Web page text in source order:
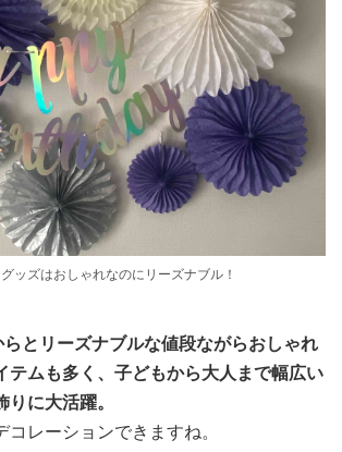
ッズはおしゃれなのにリーズナブル！
とリーズナブルな値段ながらおしゃれ
テムも多く、子どもから大人まで幅広い
に大活躍。
レーションできますね。